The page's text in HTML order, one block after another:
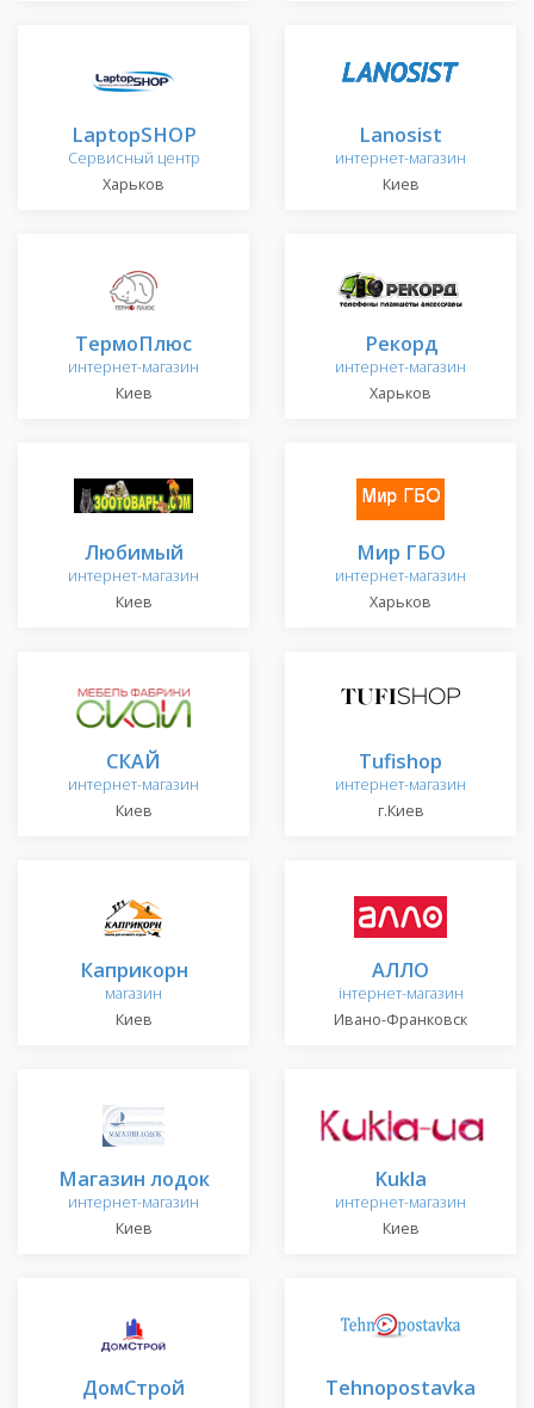
LaptopSHOP
Сервисный центр
Харьков
Lanosist
интернет-магазин
Киев
ТермоПлюс
интернет-магазин
Киев
Рекорд
интернет-магазин
Харьков
Любимый
интернет-магазин
Киев
Мир ГБО
интернет-магазин
Харьков
СКАЙ
интернет-магазин
Киев
Tufishop
интернет-магазин
г.Киев
Каприкорн
магазин
Киев
АЛЛО
інтернет-магазин
Ивано-Франковск
Магазин лодок
интернет-магазин
Киев
Kukla
интернет-магазин
Киев
ДомСтрой Tehnopostavka